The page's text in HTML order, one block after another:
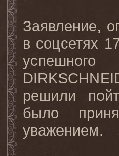
Заявление,
в соцсетях
решили
было
уважением.